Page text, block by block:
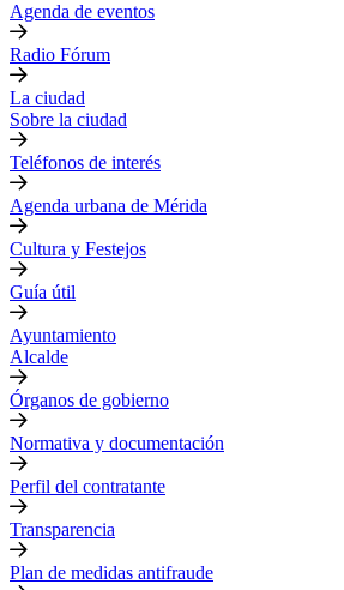
Agenda de eventos
Radio Fórum
La ciudad
Sobre la ciudad
Teléfonos de interés
Agenda urbana de Mérida
Cultura y Festejos
Guía útil
Ayuntamiento
Alcalde
Órganos de gobierno
Normativa y documentación
Perfil del contratante
Transparencia
Plan de medidas antifraude